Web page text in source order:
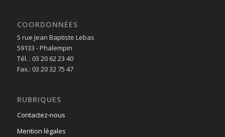
COORDONNÉES
5 rue Jean Baptiste Lebas
59133 - Phalempin
Tél. : 03 20 62 23 40
Fax.: 03 20 32 75 47
RUBRIQUES
Contactez-nous
Mention légales